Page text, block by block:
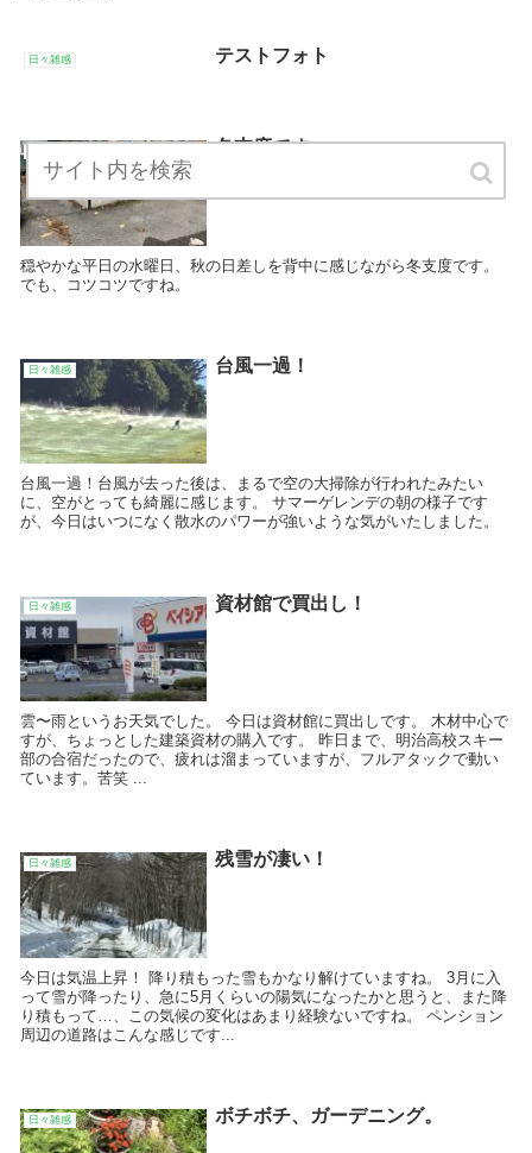
日々雑感 テストフォト
冬支度です。
穏やかな平日の水曜日、秋の日差しを背中に感じながら冬支度です。
でも、コツコツですね。
日々雑感 台風一過！
台風一過！台風が去った後は、まるで空の大掃除が行われたみたい
に、空がとっても綺麗に感じます。 サマーゲレンデの朝の様子です
が、今日はいつになく散水のパワーが強いような気がいたしました。
日々雑感 資材館で買出し！
雲〜雨というお天気でした。 今日は資材館に買出しです。 木材中心で
すが、ちょっとした建築資材の購入です。 昨日まで、明治高校スキー
部の合宿だったので、疲れは溜まっていますが、フルアタックで動い
ています。苦笑 ...
日々雑感 残雪が凄い！
今日は気温上昇！ 降り積もった雪もかなり解けていますね。 3月に入
って雪が降ったり、急に5月くらいの陽気になったかと思うと、また降
り積もって…、この気候の変化はあまり経験ないですね。 ペンション
周辺の道路はこんな感じです...
日々雑感 ボチボチ、ガーデニング。